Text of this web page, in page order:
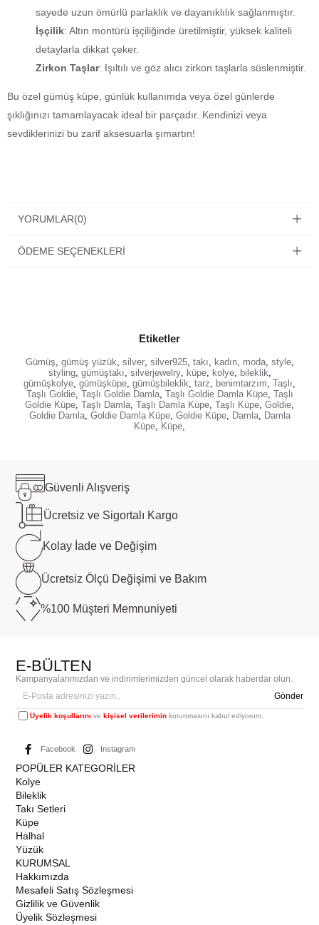
sayede uzun ömürlü parlaklık ve dayanıklılık sağlanmıştır.
İşçilik: Altın montürü işçiliğinde üretilmiştir, yüksek kaliteli
detaylarla dikkat çeker.
Zirkon Taşlar: Işıltılı ve göz alıcı zirkon taşlarla süslenmiştir.
Bu özel gümüş küpe, günlük kullanımda veya özel günlerde
şıklığınızı tamamlayacak ideal bir parçadır. Kendinizi veya
sevdiklerinizi bu zarif aksesuarla şımartın!
YORUMLAR(0)
ÖDEME SEÇENEKLERI
Etiketler
Gümüş, gümüş yüzük, silver, silver925, takı, kadın, moda, style,
styling, gümüştakı, silverjewelry, küpe, kolye, bileklik,
gümüşkolye, gümüşküpe, gümüşbileklik, tarz, benimtarzım, Taşlı,
Taşlı Goldie, Taşlı Goldie Damla, Taşlı Goldie Damla Küpe, Taşlı
Goldie Küpe, Taşlı Damla, Taşlı Damla Küpe, Taşlı Küpe, Goldie,
Goldie Damla, Goldie Damla Küpe, Goldie Küpe, Damla, Damla
Küpe, Küpe,
Güvenli Alışveriş
Ücretsiz ve Sigortalı Kargo
Kolay İade ve Değişim
Ücretsiz Ölçü Değişimi ve Bakım
%100 Müşteri Memnuniyeti
E-BÜLTEN
Kampanyalarımızdan ve indirimlerimizden güncel olarak haberdar olun.
Gönder
Üyelik koşullarını vekişisel verilerimin korunmasını kabul ediyorum.
Facebook Instagram
POPÜLER KATEGORİLER
Kolye
Bileklik
Takı Setleri
Küpe
Halhal
Yüzük
KURUMSAL
Hakkımızda
Mesafeli Satış Sözleşmesi
Gizlilik ve Güvenlik
Üyelik Sözleşmesi